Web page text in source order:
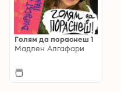
Голям да пораснеш 1
Мадлен Алгафари